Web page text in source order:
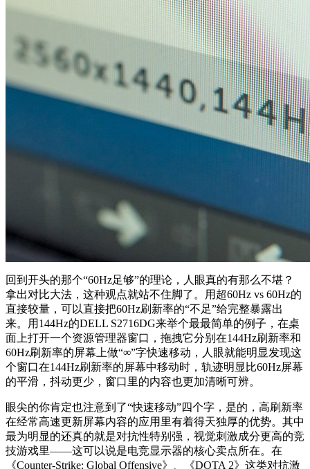
回到开头的那个“60Hz足够”的理论，人眼真的有那么不堪？
拿出对比大法，这种观点就站不住脚了。用超60Hz vs 60Hz的
直接较量，可以直接把60Hz刷新率的“不足”给完整暴露出
来。用144Hz的DELL S2716DG来举个最最简单的例子，在桌
面上打开一个资源管理器窗口，拖拽它分别在144Hz刷新率和
60Hz刷新率的屏幕上做“∞”字快速移动，人眼就能明显发现这
个窗口在144Hz刷新率的屏幕中移动时，轨迹明显比60Hz屏幕
的平滑，抖动更少，窗口里的内容也更加清晰可辨。
眼尖的你肯定也注意到了“快速移动”四个字，是的，高刷新率
在经常高速更新屏幕内容的应用里有着得天独厚的优势。其中
最为明显的还真的就是对抗性特别强，视觉刺激成分更高的竞
技游戏里——这可以说是电竞显示器的核心卖点所在。在
《Counter-Strike: Global Offensive》、《DOTA 2》这类对抗激